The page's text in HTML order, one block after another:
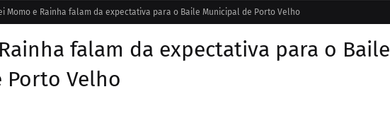
Momo e Rainha falam da expectativa para o Baile Municipal de Porto Velho
falam da expectativa para o Baile
Velho